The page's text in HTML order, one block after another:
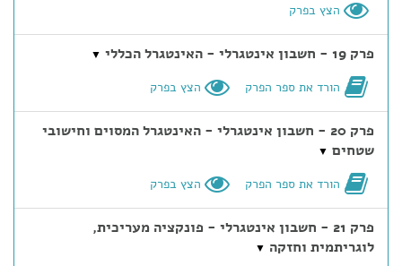
הצץ בפרק
פרק 19 - חשבון אינטגרלי - האינטגרל הכללי ▼
הורד את ספר הפרק הצץ בפרק
פרק 20 - חשבון אינטגרלי - האינטגרל המסוים וחישובי
שטחים ▼
הורד את ספר הפרק הצץ בפרק
פרק 21 - חשבון אינטגרלי - פונקציה מעריכית,
לוגריתמית וחזקה ▼